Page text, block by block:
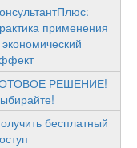
применения
РЕШЕНИЕ!
бесплатный